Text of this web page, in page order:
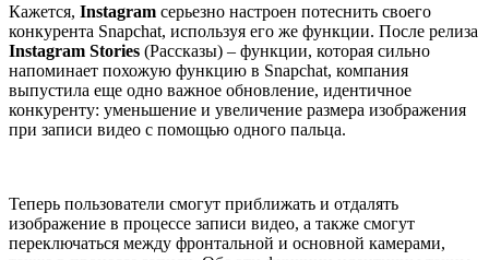
Кажется, Instagram серьезно настроен потеснить своего
конкурента Snapchat, используя его же функции. После релиза
Instagram Stories (Рассказы) – функции, которая сильно
напоминает похожую функцию в Snapchat, компания
выпустила еще одно важное обновление, идентичное
конкуренту: уменьшение и увеличение размера изображения
при записи видео с помощью одного пальца.
Теперь пользователи смогут приближать и отдалять
изображение в процессе записи видео, а также смогут
переключаться между фронтальной и основной камерами,